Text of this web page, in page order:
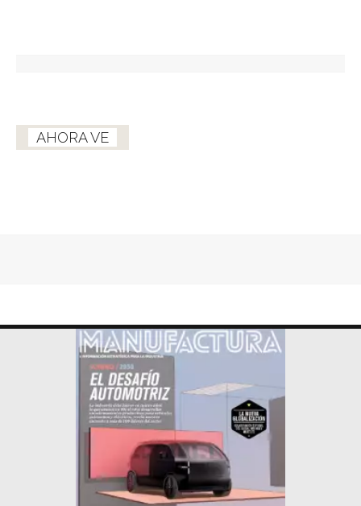
AHORA VE